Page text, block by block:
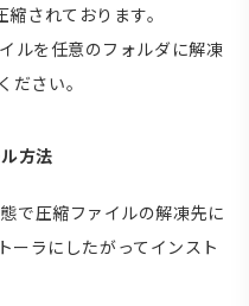
されております。
ルを任意のフォルダに解凍
ださい。
方法
で圧縮ファイルの解凍先に
ラにしたがってインスト